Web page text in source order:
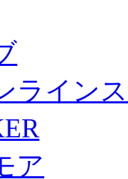
ライン
ア